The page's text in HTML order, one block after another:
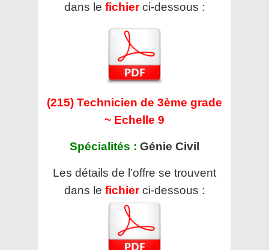
dans le fichier ci-dessous :
(215) Technicien de 3ème grade
~ Echelle 9
Spécialités : Génie Civil
Les détails de l’offre se trouvent
dans le fichier ci-dessous :